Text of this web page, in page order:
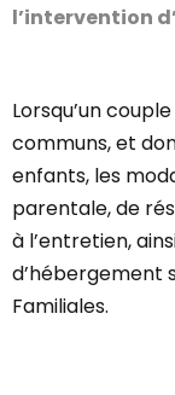
l’intervention
Lorsqu’un
communs, et
enfants, les
parentale, de
à l’entretien,
d’hébergement
Familiales.